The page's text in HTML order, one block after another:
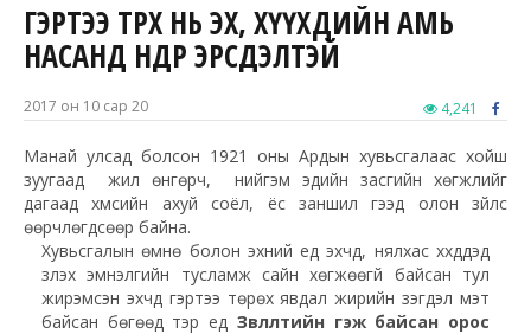
ГЭРТЭЭ ТӨРӨХ НЬ ЭХ, ХҮҮХДИЙН АМЬ
НАСАНД ӨНДӨР ЭРСДЭЛТЭЙ
2017 он 10 сар 20 4,241
Манай улсад болсон 1921 оны Ардын хувьсгалаас хойш
зуугаад жил өнгөрч, нийгэм эдийн засгийн хөгжлийг
дагаад хүмүүсийн ахуй соёл, ёс заншил гээд олон зүйлс
өөрчлөгдсөөр байна.
Хувьсгалын өмнө болон эхний үед эхчүүд, нялхас хүүхдүүдэд
үзүүлэх эмнэлгийн тусламж сайн хөгжөөгүй байсан тул
жирэмсэн эхчүүд гэртээ төрөх явдал жирийн үзэгдэл мэт
байсан бөгөөд тэр үед Зөвлөлтийн гэж байсан орос